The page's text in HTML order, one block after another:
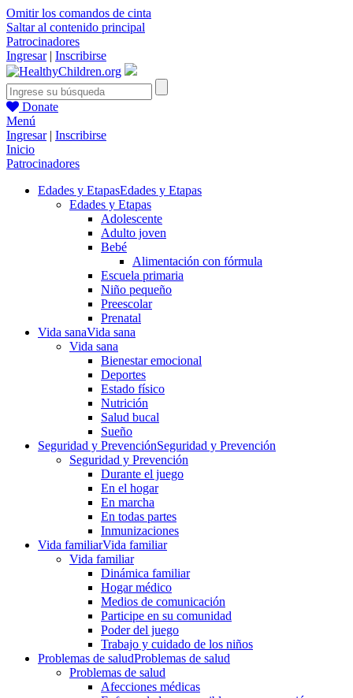
Omitir los comandos de cinta
Saltar al contenido principal
Patrocinadores
Ingresar| Inscribirse
Donate
Menú
Ingresar| Inscribirse
Inicio
Patrocinadores
Edades y EtapasEdades y Etapas
Edades y Etapas
Adolescente
Adulto joven
Bebé
Alimentación con fórmula
Escuela primaria
Niño pequeño
Preescolar
Prenatal
Vida sanaVida sana
Vida sana
Bienestar emocional
Deportes
Estado físico
Nutrición
Salud bucal
Sueño
Seguridad y PrevenciónSeguridad y Prevención
Seguridad y Prevención
Durante el juego
En el hogar
En marcha
En todas partes
Inmunizaciones
Vida familiarVida familiar
Vida familiar
Dinámica familiar
Hogar médico
Medios de comunicación
Participe en su comunidad
Poder del juego
Trabajo y cuidado de los niños
Problemas de saludProblemas de salud
Problemas de salud
Afecciones médicas